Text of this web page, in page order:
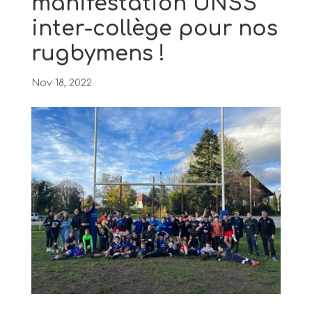
inter-collège pour nos
rugbymens !
Nov 18, 2022